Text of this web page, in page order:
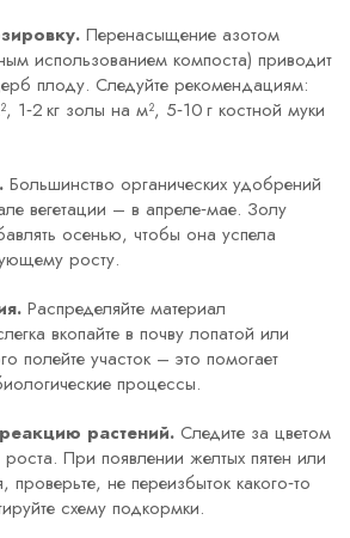
Перенасыщение азотом
использованием компоста) приводит
плоду. Следуйте рекомендациям:
1‑2 кг золы на м², 5‑10 г костной муки
Большинство органических удобрений
вегетации – в апреле‑мае. Золу
осенью, чтобы она успела
росту.
Распределяйте материал
вкопайте в почву лопатой или
полейте участок – это помогает
процессы.
растений. Следите за цветом
При появлении желтых пятен или
проверьте, не переизбыток какого‑то
схему подкормки.